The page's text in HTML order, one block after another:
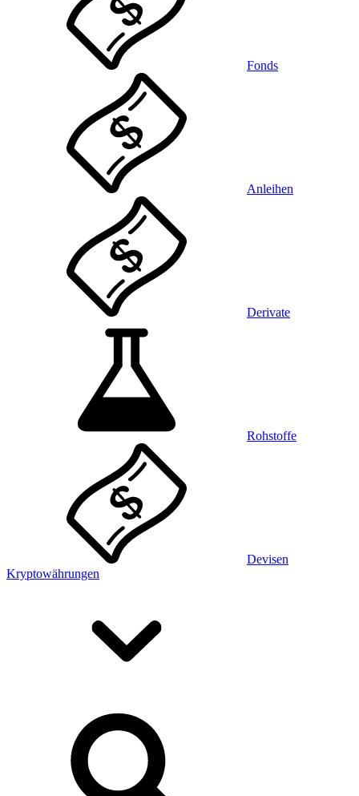
Fonds
Anleihen
Derivate
Rohstoffe
Devisen
Kryptowährungen